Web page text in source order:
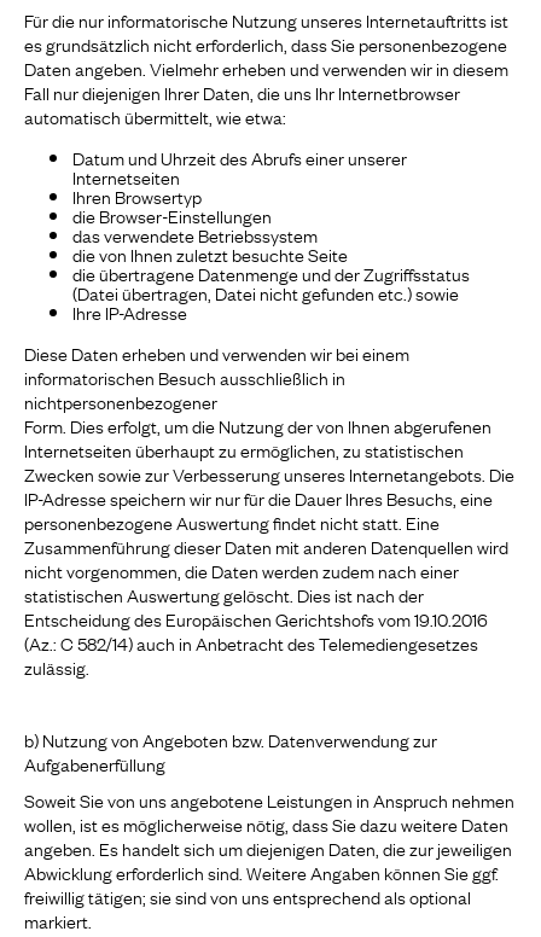
Für die nur informatorische Nutzung unseres Internetauftritts ist
es grundsätzlich nicht erforderlich, dass Sie personenbezogene
Daten angeben. Vielmehr erheben und verwenden wir in diesem
Fall nur diejenigen Ihrer Daten, die uns Ihr Internetbrowser
automatisch übermittelt, wie etwa:
Datum und Uhrzeit des Abrufs einer unserer
Internetseiten
Ihren Browsertyp
die Browser-Einstellungen
das verwendete Betriebssystem
die von Ihnen zuletzt besuchte Seite
die übertragene Datenmenge und der Zugriffsstatus
(Datei übertragen, Datei nicht gefunden etc.) sowie
Ihre IP-Adresse
Diese Daten erheben und verwenden wir bei einem
informatorischen Besuch ausschließlich in
nichtpersonenbezogener
Form. Dies erfolgt, um die Nutzung der von Ihnen abgerufenen
Internetseiten überhaupt zu ermöglichen, zu statistischen
Zwecken sowie zur Verbesserung unseres Internetangebots. Die
IP-Adresse speichern wir nur für die Dauer Ihres Besuchs, eine
personenbezogene Auswertung findet nicht statt. Eine
Zusammenführung dieser Daten mit anderen Datenquellen wird
nicht vorgenommen, die Daten werden zudem nach einer
statistischen Auswertung gelöscht. Dies ist nach der
Entscheidung des Europäischen Gerichtshofs vom 19.10.2016
(Az.: C 582/14) auch in Anbetracht des Telemediengesetzes
zulässig.
b) Nutzung von Angeboten bzw. Datenverwendung zur
Aufgabenerfüllung
Soweit Sie von uns angebotene Leistungen in Anspruch nehmen
wollen, ist es möglicherweise nötig, dass Sie dazu weitere Daten
angeben. Es handelt sich um diejenigen Daten, die zur jeweiligen
Abwicklung erforderlich sind. Weitere Angaben können Sie ggf.
freiwillig tätigen; sie sind von uns entsprechend als optional
markiert.